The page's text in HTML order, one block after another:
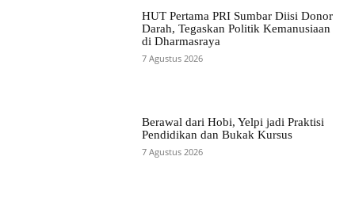
HUT Pertama PRI Sumbar Diisi Donor
Darah, Tegaskan Politik Kemanusiaan
di Dharmasraya
7 Agustus 2026
Berawal dari Hobi, Yelpi jadi Praktisi
Pendidikan dan Bukak Kursus
7 Agustus 2026